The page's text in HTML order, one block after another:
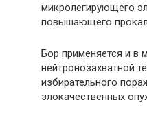
микролегирующего
повышающего
Бор применяется и в
нейтронозахватной
избирательного
злокачественных